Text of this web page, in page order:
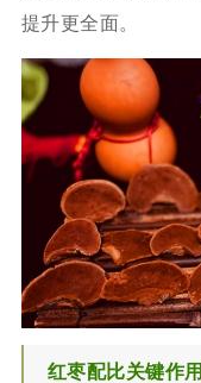
提升更全面。
红枣配比关键作用